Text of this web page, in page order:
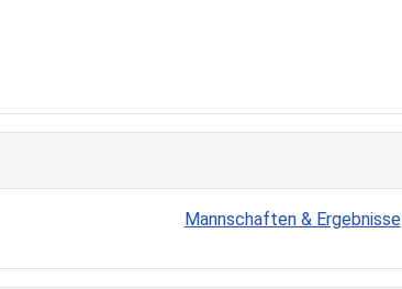
Mannschaften & Ergebnisse